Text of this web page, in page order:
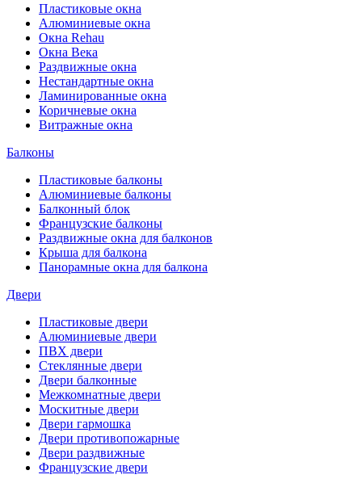
Пластиковые окна
Алюминиевые окна
Окна Rehau
Окна Века
Раздвижные окна
Нестандартные окна
Ламинированные окна
Коричневые окна
Витражные окна
Балконы
Пластиковые балконы
Алюминиевые балконы
Балконный блок
Французские балконы
Раздвижные окна для балконов
Крыша для балкона
Панорамные окна для балкона
Двери
Пластиковые двери
Алюминиевые двери
ПВХ двери
Стеклянные двери
Двери балконные
Межкомнатные двери
Москитные двери
Двери гармошка
Двери противопожарные
Двери раздвижные
Французские двери